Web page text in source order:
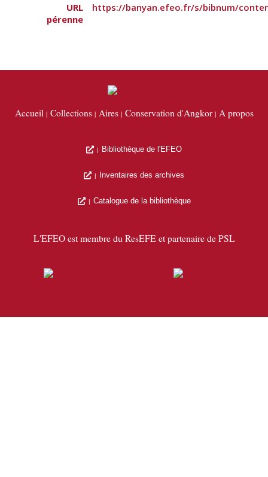
URL
pérenne
https://banyan.efeo.fr/s/bibnum/
Accueil Collections Aires Conservation d'Angkor A propos
Bibliothèque de l'EFEO
Inventaires des archives
Catalogue de la bibliothèque
L'EFEO est membre du ResEFE et partenaire de PSL